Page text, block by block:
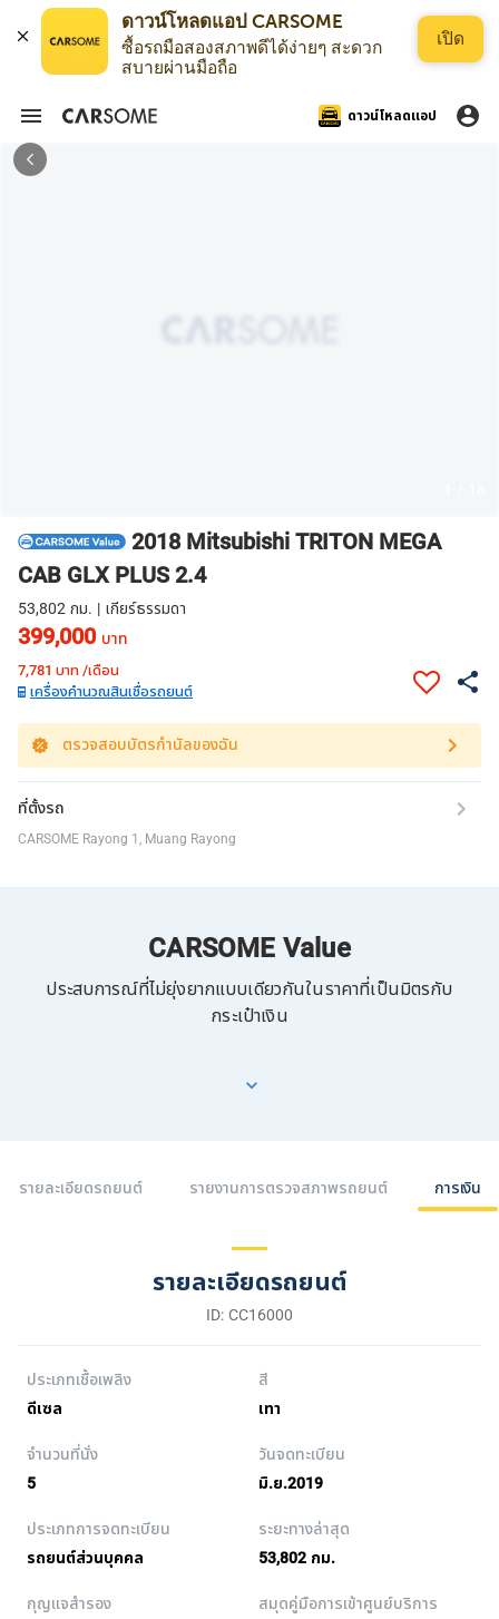
ดาวน์โหลดแอป CARSOME
ซื้อรถมือสองสภาพดีได้ง่ายๆ สะดวก
สบายผ่านมือถือ
เปิด
ดาวน์โหลดแอป
2018 Mitsubishi TRITON MEGA
CAB GLX PLUS 2.4
53,802 กม. | เกียร์ธรรมดา
399,000 บาท
7,781 บาท /เดือน
เครื่องคำนวณสินเชื่อรถยนต์
ตรวจสอบบัตรกำนัลของฉัน
ที่ตั้งรถ
CARSOME Rayong 1, Muang Rayong
CARSOME Value
ประสบการณ์ที่ไม่ยุ่งยากแบบเดียวกันในราคาที่เป็นมิตรกับ
กระเป๋าเงิน
รายละเอียดรถยนต์ รายงานการตรวจสภาพรถยนต์ การเงิน
รายละเอียดรถยนต์
ID: CC16000
ประเภทเชื้อเพลิง
ดีเซล
สี
เทา
จำนวนที่นั่ง
5
วันจดทะเบียน
มิ.ย.2019
ประเภทการจดทะเบียน
รถยนต์ส่วนบุคคล
ระยะทางล่าสุด
53,802 กม.
กุญแจสำรอง
สมุดคู่มือการเข้าศูนย์บริการ